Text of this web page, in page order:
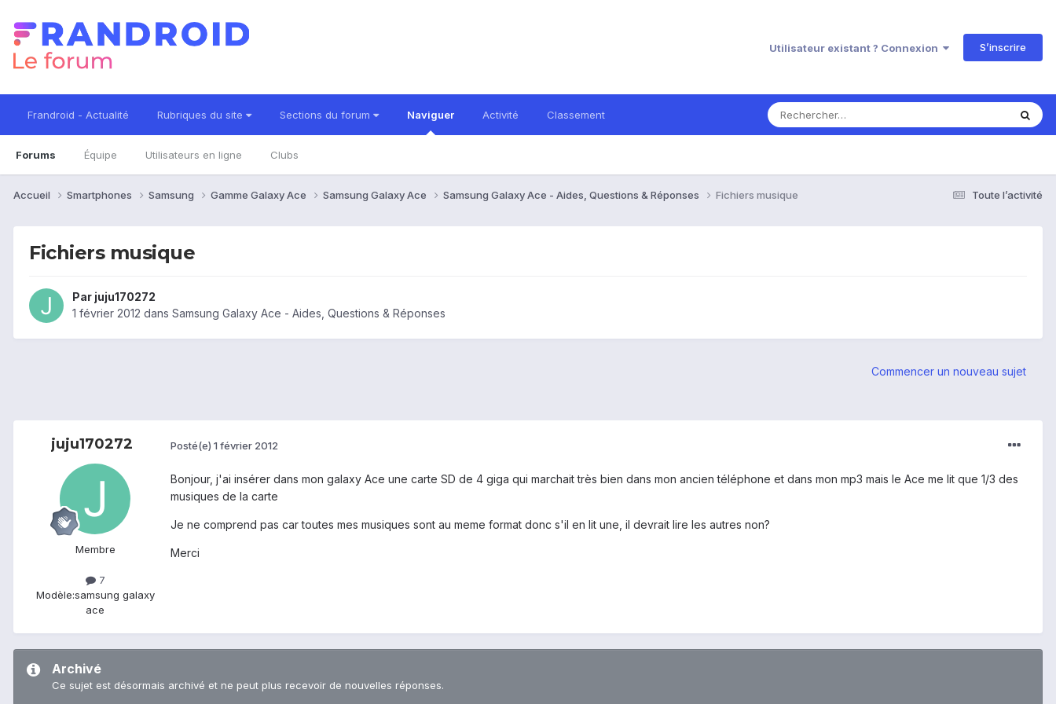
Utilisateur existant ? Connexion S’inscrire
Frandroid - Actualité Rubriques du site Sections du forum Naviguer
Forums Équipe Utilisateurs en ligne Clubs
Activité Classement
Toute l’activité
Accueil Smartphones Samsung Gamme Galaxy Ace Samsung Galaxy Ace Samsung Galaxy Ace - Aides, Questions & Réponses Fichiers musique
Fichiers musique
Par juju170272
1 février 2012 dans Samsung Galaxy Ace - Aides, Questions & Réponses
Commencer un nouveau sujet
juju170272
Membre
7
Modèle:samsung galaxy
ace
Posté(e) 1 février 2012
Bonjour, j'ai insérer dans mon galaxy Ace une carte SD de 4 giga qui marchait très bien dans mon ancien téléphone et dans mon mp3 mais le Ace me lit que 1/3 des
musiques de la carte
Je ne comprend pas car toutes mes musiques sont au meme format donc s'il en lit une, il devrait lire les autres non?
Merci
Archivé
Ce sujet est désormais archivé et ne peut plus recevoir de nouvelles réponses.